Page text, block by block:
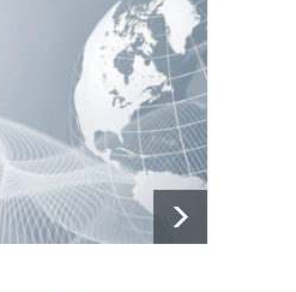
Japonya, nükleer silah
karşıtlığını teyid etmedi
6 Ağustos 2026